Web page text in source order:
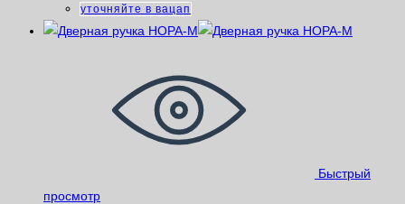
уточняйте в вацап
Быстрый
просмотр